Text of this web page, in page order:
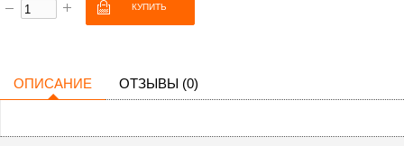
ОПИСАНИЕ ОТЗЫВЫ (0)